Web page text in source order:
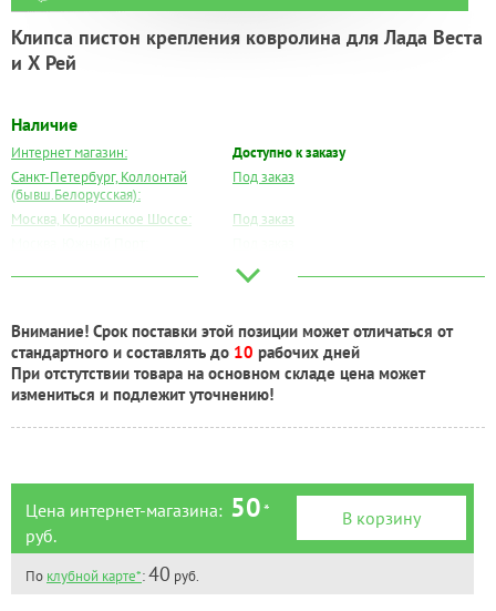
Клипса пистон крепления ковролина для Лада Веста
и Х Рей
Наличие
Интернет магазин:
Доступно к заказу
Санкт-Петербург, Коллонтай
(бывш.Белорусская):
Под заказ
Москва, Коровинское Шоссе:
Под заказ
Есть
Самара:
Есть
Тверь:
Есть
Тюмень:
Есть
Внимание! Срок поставки этой позиции может отличаться от
стандартного и составлять до 10 рабочих дней
При отстутствии товара на основном складе цена может
измениться и подлежит уточнению!
Цена интернет-магазина: 50*
руб.
В корзину
По клубной карте*:40 руб.